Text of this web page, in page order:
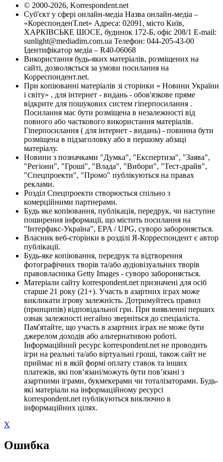
© 2000-2026, Korrespondent.net
Суб'єкт у сфері онлайн-медіа Назва онлайн-медіа –
«КореспонденТ.net» Адреса: 02091, місто Київ,
ХАРКІВСЬКЕ ШОСЕ, будинок 172-Б, офіс 208/1 E-mail:
sunlight@mediadim.com.ua Телефон: 044-205-43-00
Ідентифікатор медіа – R40-06068
Використання будь-яких матеріалів, розміщених на
сайті, дозволяється за умови посилання на
Корреспондент.net.
При копіюванні матеріалів зі сторінки « Новини України
і світу» , для інтернет - видань - обов'язкове пряме
відкрите для пошукових систем гіперпосилання .
Посилання має бути розміщена в незалежності від
повного або часткового використання матеріалів.
Гіперпосилання ( для інтернет - видань) - повинна бути
розміщена в підзаголовку або в першому абзаці
матеріалу.
Новини з позначками "Думка", "Експертиза", "Заява",
"Регіони", "Гроші", "Влада", "Вибори", "Тест-драйв",
"Спецпроекти", "Промо" публікуються на правах
реклами.
Розділ Спецпроекти створюється спільно з
комерційними партнерами.
Будь яке копіювання, публікація, передрук, чи наступне
поширення інформації, що містить посилання на
"Інтерфакс-Україна", EPA / UPG, суворо забороняється.
Власник веб-сторінки в розділі Я-Корреспондент є автор
публікації.
Будь-яке копіювання, передрук та відтворення
фотографічних творів та/або аудіовізуальних творів
правовласника Getty Images - суворо забороняється.
Матеріали сайту korrespondent.net призначені для осіб
старше 21 року (21+). Участь в азартних іграх може
викликати ігрову залежність. Дотримуйтесь правил
(принципів) відповідальної гри. При виявленні перших
ознак залежності негайно зверніться до спеціаліста.
Пам'ятайте, що участь в азартних іграх не може бути
джерелом доходів або альтернативою роботі.
Інформаційний ресурс korrespondent.net не проводить
ігри на реальні та/або віртуальні гроші, також сайт не
приймає ні в якій формі оплату ставок та інших
платежів, які пов’язані/можуть бути пов’язані з
азартними іграми, букмекерами чи тоталізаторами. Будь-
які матеріали на інформаційному ресурсі
korrespondent.net публікуються виключно в
інформаційних цілях.
X
Ошибка